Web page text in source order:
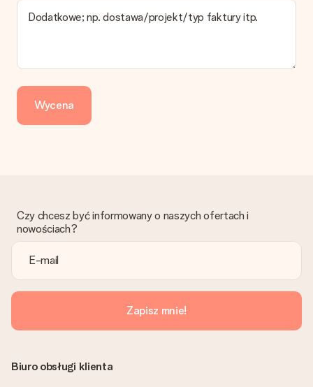
Zapłata
Dotpay, karta kredytowa, lub przelew bankowy. W przypadku
dni przedłużenia dostawy - kwota musi zostać zaksięgowana,
aby zamówienie trafiło do produkcji. Robiąc przelew, należy
wybrać Przelew Krajowy Europejski.
Czy faktura jest wysyłana razem z zamówieniem?
Żaden rachunek lub faktura nie jest wysyłany z zamówieniem.
Możesz ją również znaleźć na koncie MySurprise. Dzięki temu
możesz wysłać prezent bezpośrednio do odbiorcy, co będzie
prawdziwą niespodzianką!
Dodatkowe; np. dostawa/projekt/typ faktury itp.
Wycena
Czy chcesz być informowany o naszych ofertach i
nowościach?
Zapisz mnie!
Biuro obsługi klienta